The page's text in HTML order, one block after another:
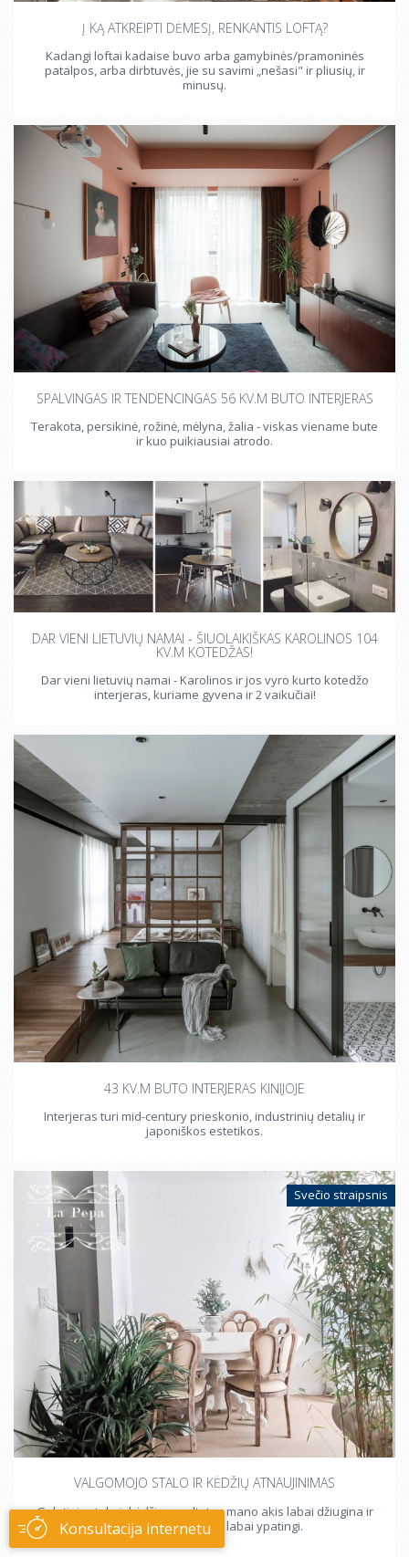
Į KĄ ATKREIPTI DĖMESĮ, RENKANTIS LOFTĄ?
Kadangi loftai kadaise buvo arba gamybinės/pramoninės
patalpos, arba dirbtuvės, jie su savimi „nešasi" ir pliusių, ir
minusų.
SPALVINGAS IR TENDENCINGAS 56 KV.M BUTO INTERJERAS
Terakota, persikinė, rožinė, mėlyna, žalia - viskas viename bute
ir kuo puikiausiai atrodo.
DAR VIENI LIETUVIŲ NAMAI - ŠIUOLAIKIŠKAS KAROLINOS 104
KV.M KOTEDŽAS!
Dar vieni lietuvių namai - Karolinos ir jos vyro kurto kotedžo
interjeras, kuriame gyvena ir 2 vaikučiai!
43 KV.M BUTO INTERJERAS KINIJOJE
Interjeras turi mid-century prieskonio, industrinių detalių ir
japoniškos estetikos.
Svečio straipsnis
VALGOMOJO STALO IR KĖDŽIŲ ATNAUJINIMAS
Galutinis stalo ir kėdžių rezultatas mano akis labai džiugina ir
mums šie baldai tapo labai ypatingi.
Konsultacija internetu